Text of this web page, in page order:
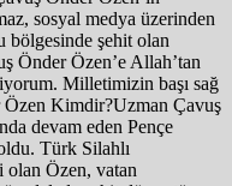
sosyal medya üzerinden
bölgesinde şehit olan
Önder Özen’e Allah’tan
Milletimizin başı sağ
Özen Kimdir?Uzman Çavuş
devam eden Pençe
Türk Silahlı
olan Özen, vatan